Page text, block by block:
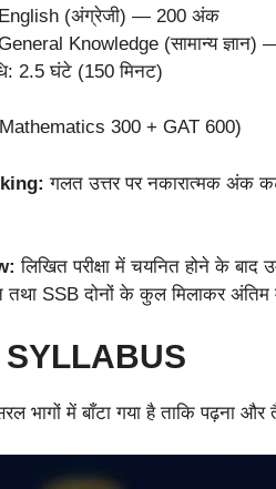
English (अंग्रेजी) — 200 अंक
Knowledge (सामान्य
2.5 घंटे (150 मिनट)
300 + GAT 600)
गलत उत्तर पर नकारात्मक अंक
लिखित परीक्षा में चयनित होने के
तथा SSB दोनों के कुल मिलाकर अंतिम
SYLLABUS
भागों में बाँटा गया है ताकि पढ़ना और